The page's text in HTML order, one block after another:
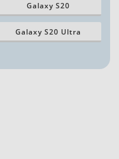
Galaxy S20
Galaxy S20 Ultra